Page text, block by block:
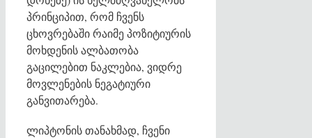
პრინციპით, რომ ჩვენს
ცხოვრებაში რაიმე პოზიტიურის
მოხდენის ალბათობა
გაცილებით ნაკლებია, ვიდრე
მოვლენების ნეგატიური
განვითარება.
ლიპტონის თანახმად, ჩვენი